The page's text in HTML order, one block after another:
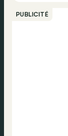
Norme Euro
PUBLICITÉ